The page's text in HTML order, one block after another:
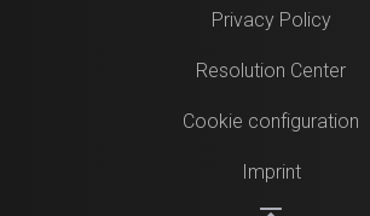
Privacy Policy
Resolution Center
Cookie configuration
Imprint